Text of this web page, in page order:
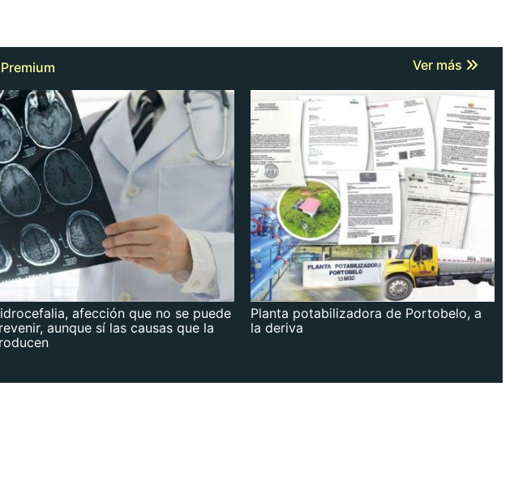
Ver más
afección que no se puede
aunque sí las causas que la
Planta potabilizadora de Portobelo, a
la deriva